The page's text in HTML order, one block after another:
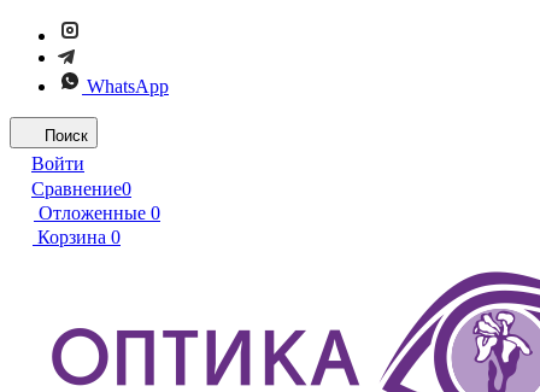
WhatsApp
Поиск
Войти
Сравнение0
Отложенные 0
Корзина 0